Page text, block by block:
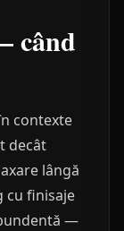
când
contexte
decât
lângă
cu finisaje
—